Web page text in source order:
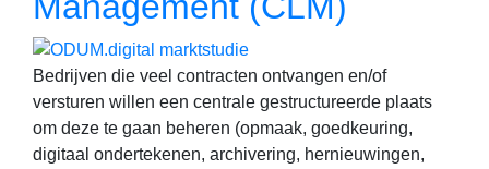
Bedrijven die veel contracten ontvangen en/of
versturen willen een centrale gestructureerde plaats
om deze te gaan beheren (opmaak, goedkeuring,
digitaal ondertekenen, archivering, hernieuwingen,